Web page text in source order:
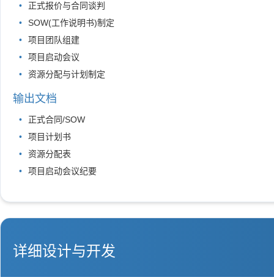
正式报价与合同谈判
SOW(工作说明书)制定
项目团队组建
项目启动会议
资源分配与计划制定
输出文档
正式合同/SOW
项目计划书
资源分配表
项目启动会议纪要
详细设计与开发